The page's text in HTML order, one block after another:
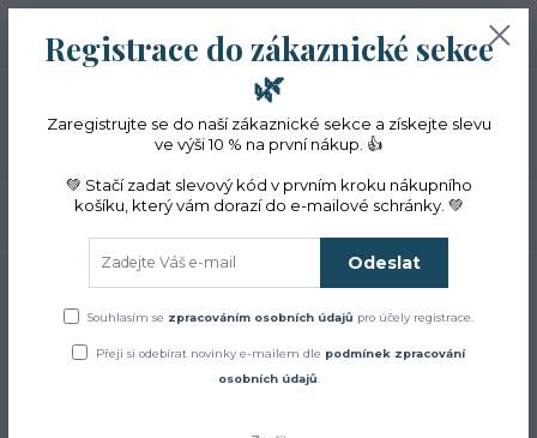
Menu
CZK
Hledat
(Po-Pá, 10-16 hod.)
0ks
0 Kč
Úvod Čaje a sirupy Magie dobrého trávení
Magie dobrého trávení
Registrace do zákaznické sekce
🌿
Zaregistrujte se do naší zákaznické sekce a získejte slevu
ve výši 10 % na první nákup. 👍
💚 Stačí zadat slevový kód v prvním kroku nákupního
košíku, který vám dorazí do e-mailové schránky. 💚
Odeslat
Souhlasím se zpracováním osobních údajů pro účely registrace.
Přeji si odebírat novinky e-mailem dle podmínek zpracování
osobních údajů